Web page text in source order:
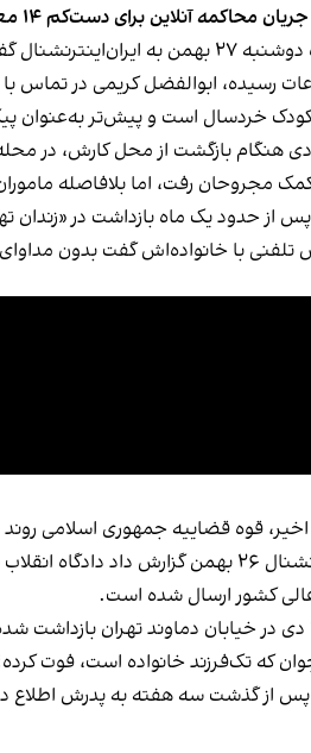
آنلاین برای دست‌کم ۱۴ معترض، از جمله ابوالفضل کریمی، حکم اعدام صادر کرده است.
۱۴ نفره به شکل هم‌زمان جلسات محاکمه آنلاین برگزار می‌کند.
رسیده، ابوالفضل کریمی در تماس
کودک خردسال است و پیش‌تر به‌عنوان
مجروحان رفت، اما بلافاصله
یک ماه بازداشت در «زندان تهران بزرگ»، به‌تازگی همراه
تلفنی با خانواده‌اش گفت بدون
اخیر، قوه قضاییه جمهوری اسلامی
به ریاست قاضی صلواتی برای
کشور ارسال شده است.
که تک‌فرزند خانواده است، فوت
پس از گذشت سه هفته به پدرش اطلاع